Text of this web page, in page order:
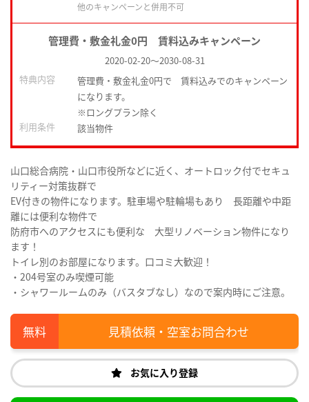
他のキャンペーンと併用不可
管理費・敷金礼金0円 賃料込みキャンペーン
2020-02-20～2030-08-31
特典内容
管理費・敷金礼金0円で 賃料込みでのキャンペーン
になります。
※ロングプラン除く
利用条件
該当物件
山口総合病院・山口市役所などに近く、オートロック付でセキュ
リティー対策抜群で
EV付きの物件になります。駐車場や駐輪場もあり 長距離や中距
離には便利な物件で
防府市へのアクセスにも便利な 大型リノベーション物件になり
ます！
トイレ別のお部屋になります。口コミ大歓迎！
・204号室のみ喫煙可能
・シャワールームのみ（バスタブなし）なので案内時にご注意。
見積依頼・空室お問合わせ
お気に入り登録